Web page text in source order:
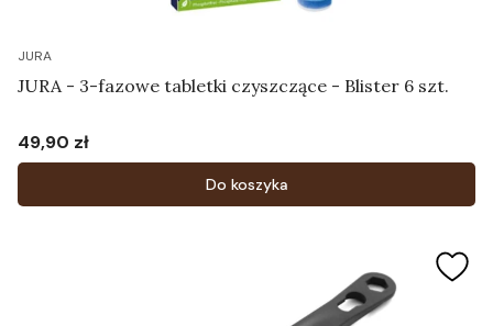
JURA
JURA - 3-fazowe tabletki czyszczące - Blister 6 szt.
Cena
49,90 zł
Do koszyka